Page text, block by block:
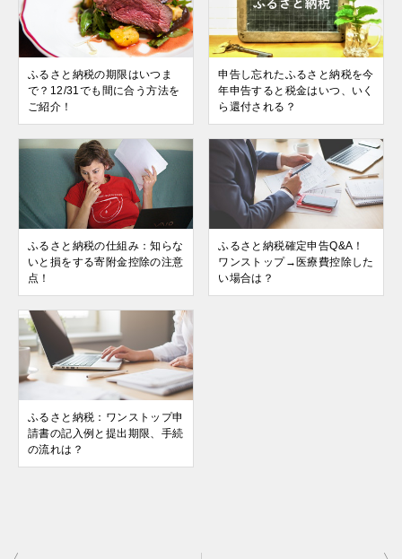
ふるさと納税の期限はいつま
で？12/31でも間に合う方法を
ご紹介！
申告し忘れたふるさと納税を今
年申告すると税金はいつ、いく
ら還付される？
ふるさと納税の仕組み：知らな
いと損をする寄附金控除の注意
点！
ふるさと納税確定申告Q&A！
ワンストップ→医療費控除した
い場合は？
ふるさと納税：ワンストップ申
請書の記入例と提出期限、手続
の流れは？